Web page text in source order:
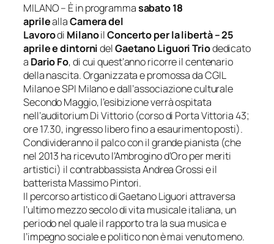
MILANO – È in programmasabato 18
aprileallaCamera del
Lavorodi MilanoilConcerto per la libertà – 25
aprile e dintornidelGaetano Liguori Triodedicato
a Dario Fo, di cui quest’anno ricorre il centenario
della nascita. Organizzata e promossa da CGIL
Milano e SPI Milano e dall’associazione culturale
Secondo Maggio, l’esibizione verrà ospitata
nell’auditorium Di Vittorio (corso di Porta Vittoria 43;
ore 17.30, ingresso libero fino a esaurimento posti).
Condivideranno il palco con il grande pianista (che
nel 2013 ha ricevuto l’Ambrogino d’Oro per meriti
artistici) il contrabbassista Andrea Grossi e il
batterista Massimo Pintori.
Il percorso artistico di Gaetano Liguori attraversa
l’ultimo mezzo secolo di vita musicale italiana, un
periodo nel quale il rapporto tra la sua musica e
l’impegno sociale e politico non è mai venuto meno.